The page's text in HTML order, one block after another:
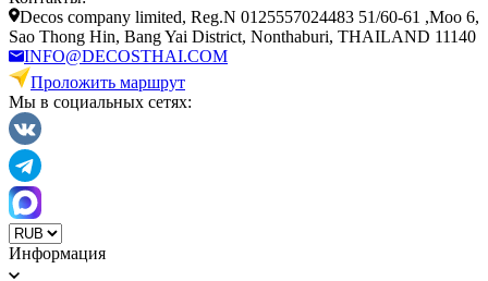
Decos company limited, Reg.N 0125557024483 51/60-61 ,Moo 6,
Sao Thong Hin, Bang Yai District, Nonthaburi, THAILAND 11140
INFO@DECOSTHAI.COM
Проложить маршрут
Мы в социальных сетях:
Информация